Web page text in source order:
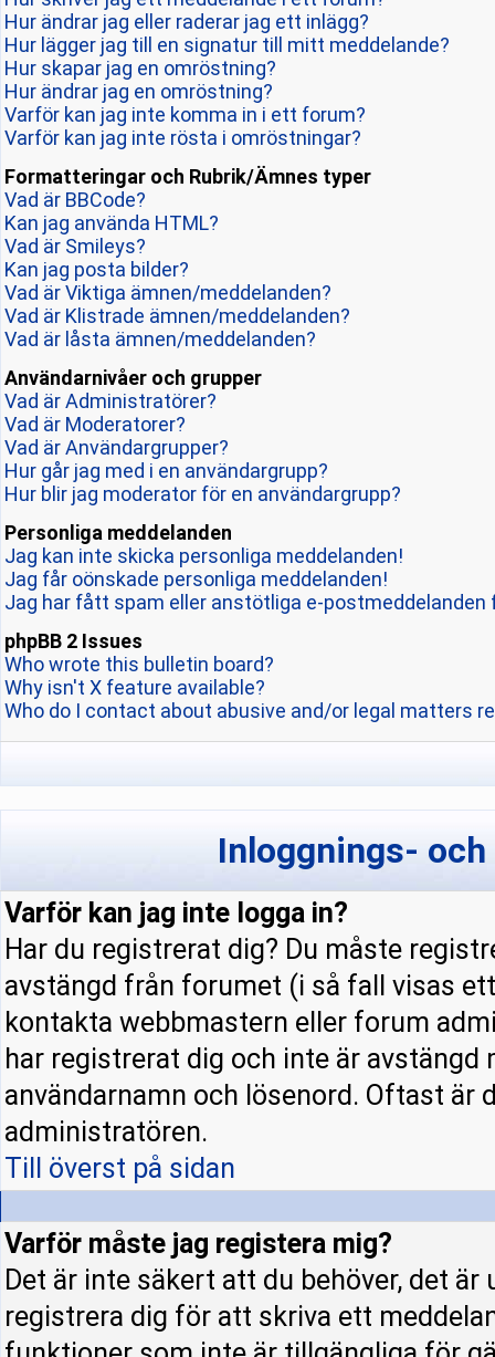
Hur ändrar jag eller raderar jag ett inlägg?
Hur lägger jag till en signatur till mitt meddelande?
Hur skapar jag en omröstning?
Hur ändrar jag en omröstning?
Varför kan jag inte komma in i ett forum?
Varför kan jag inte rösta i omröstningar?
Formatteringar och Rubrik/Ämnes typer
Vad är BBCode?
Kan jag använda HTML?
Vad är Smileys?
Kan jag posta bilder?
Vad är Viktiga ämnen/meddelanden?
Vad är Klistrade ämnen/meddelanden?
Vad är låsta ämnen/meddelanden?
Användarnivåer och grupper
Vad är Administratörer?
Vad är Moderatorer?
Vad är Användargrupper?
Hur går jag med i en användargrupp?
Hur blir jag moderator för en användargrupp?
Personliga meddelanden
Jag kan inte skicka personliga meddelanden!
Jag får oönskade personliga meddelanden!
Jag har fått spam eller anstötliga e-postmeddelanden
phpBB 2 Issues
Who wrote this bulletin board?
Why isn't X feature available?
Who do I contact about abusive and/or legal matters
Inloggnings-
Varför kan jag inte logga in?
Har du registrerat dig? Du måste
avstängd från forumet (i så fall visas
kontakta webbmastern eller forum
har registrerat dig och inte är
användarnamn och lösenord. Oftast
administratören.
Till överst på sidan
Varför måste jag registera mig?
Det är inte säkert att du behöver, det
registrera dig för att skriva ett